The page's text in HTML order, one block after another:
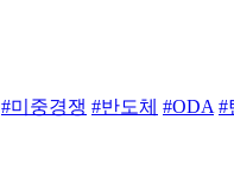
#미중경쟁 #반도체 #ODA #